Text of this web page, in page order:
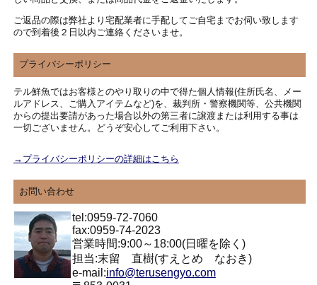
ご返品の際は弊社より宅配業者に手配してご自宅までお伺い致します
ので到着後２日以内ご連絡くださいませ。
プライバシーポリシー
テル鮮魚ではお客様とのやり取りの中で得た個人情報(住所氏名、メー
ルアドレス、ご購入アイテムなど)を、裁判所・警察機関等、公共機関
からの提出要請があった場合以外の第三者に譲渡または利用する事は
一切ございません。どうぞ安心してご利用下さい。
→プライバシーポリシーの詳細はこちら
お問い合わせ
tel:0959-72-7060
fax:0959-74-2023
営業時間:9:00～18:00(日曜を除く)
担当:末留 直樹(すえとめ なおき)
e-mail:info@terusengyo.com